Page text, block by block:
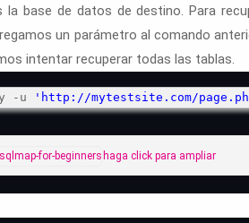
la base de datos de destino. Para
un parámetro al comando
intentar recuperar todas las tablas.
-u ' http://mytestsite.com/
haga click para ampliar